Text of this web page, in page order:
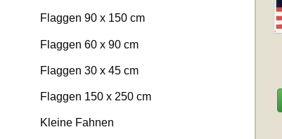
Flaggen 90 x 150 cm
Flaggen 60 x 90 cm
Flaggen 30 x 45 cm
Flaggen 150 x 250 cm
Kleine Fahnen